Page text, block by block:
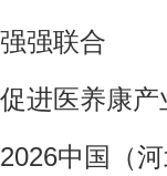
强强联合
促进医养康产
2026中国（